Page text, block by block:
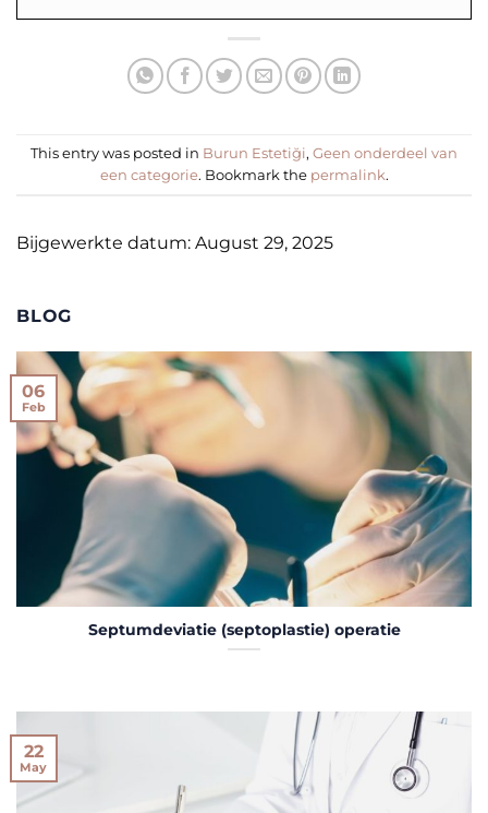
This entry was posted in Burun Estetiği, Geen onderdeel van
een categorie. Bookmark the permalink.
Bijgewerkte datum: August 29, 2025
BLOG
Septumdeviatie (septoplastie) operatie
06
Feb
22
May